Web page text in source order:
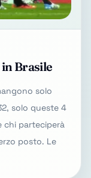
Brasile
solo
solo queste 4
chi parteciperà
posto. Le